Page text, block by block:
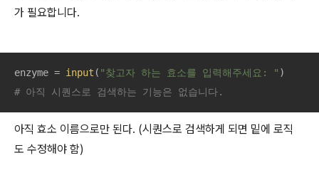
가 필요합니다.
enzyme = input ( "찾고자 하는 효소를 입력해주세요: "
# 아직 시퀀스로 검색하는 기능은 없습니다.
아직 효소 이름으로만 된다. (시퀀스로 검색하게 되면 밑에 로직
도 수정해야 함)